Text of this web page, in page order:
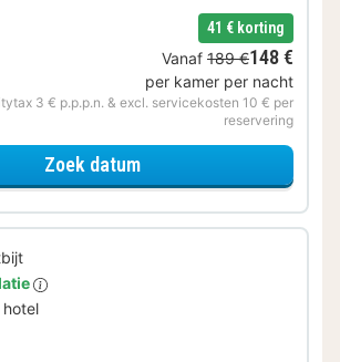
41 € korting
Vanaf 189 €148 €
per kamer per nacht
3 € p.p.p.n. & excl. servicekosten 10 € per
reservering
Zoek datumvoor Samen op Pad
hotel